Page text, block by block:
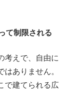
制限される
考えで、自由に
ありません。
で建てられる広